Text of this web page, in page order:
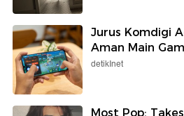
Jurus Komdigi
Aman Main
detikInet
Most Pop: